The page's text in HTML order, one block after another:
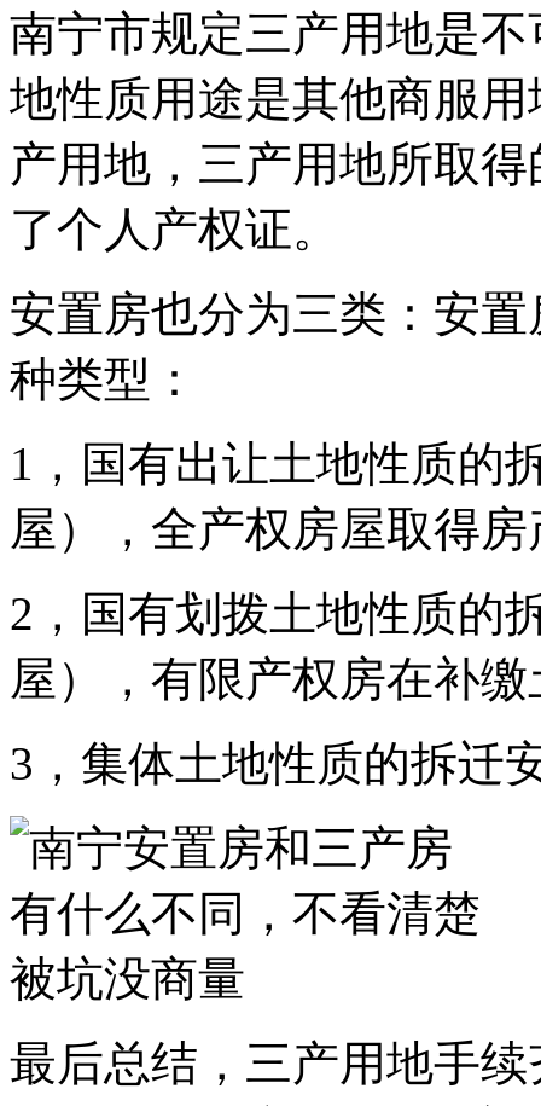
南宁市规定三产用地是
地性质用途是其他商服
产用地，三产用地所取
了个人产权证。
安置房也分为三类：安
种类型：
1，国有出让土地性质的
屋），全产权房屋取得
2，国有划拨土地性质的
屋），有限产权房在补
3，集体土地性质的拆迁
最后总结，三产用地手